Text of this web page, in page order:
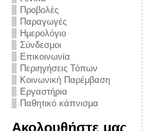
Προβολές
Παραγωγές
Ημερολόγιο
Σύνδεσμοι
Επικοινωνία
Περιηγήσεις Τόπων
Κοινωνική Παρέμβαση
Εργαστήρια
Παθητικό κάπνισμα
Ακολουθήστε μας
από την
την ημέρα
και
στο
Πρόληψης